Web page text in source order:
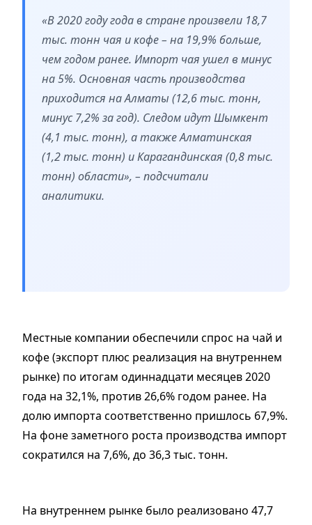
«В 2020 году года в стране произвели 18,7
тыс. тонн чая и кофе – на 19,9% больше,
чем годом ранее. Импорт чая ушел в минус
на 5%. Основная часть производства
приходится на Алматы (12,6 тыс. тонн,
минус 7,2% за год). Следом идут Шымкент
(4,1 тыс. тонн), а также Алматинская
(1,2 тыс. тонн) и Карагандинская (0,8 тыс.
тонн) области», – подсчитали
аналитики.
Местные компании обеспечили спрос на чай и
кофе (экспорт плюс реализация на внутреннем
рынке) по итогам одиннадцати месяцев 2020
года на 32,1%, против 26,6% годом ранее. На
долю импорта соответственно пришлось 67,9%.
На фоне заметного роста производства импорт
сократился на 7,6%, до 36,3 тыс. тонн.
На внутреннем рынке было реализовано 47,7